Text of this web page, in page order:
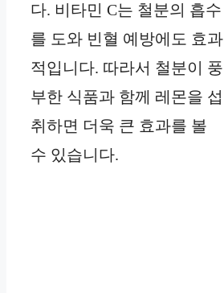
다. 비타민 C는 철분의 흡수
를 도와 빈혈 예방에도 효과
적입니다. 따라서 철분이 풍
부한 식품과 함께 레몬을 섭
취하면 더욱 큰 효과를 볼
수 있습니다.